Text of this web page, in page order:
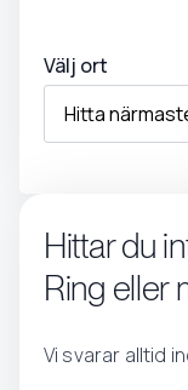
Välj ort
Hittar du
Ring eller
Vi svarar alltid